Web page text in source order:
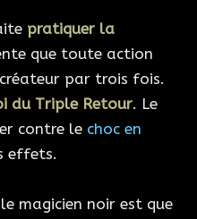
pratiquer la
que toute action
par trois fois.
du Triple Retour. Le
contre le choc en
effets.
magicien noir est que